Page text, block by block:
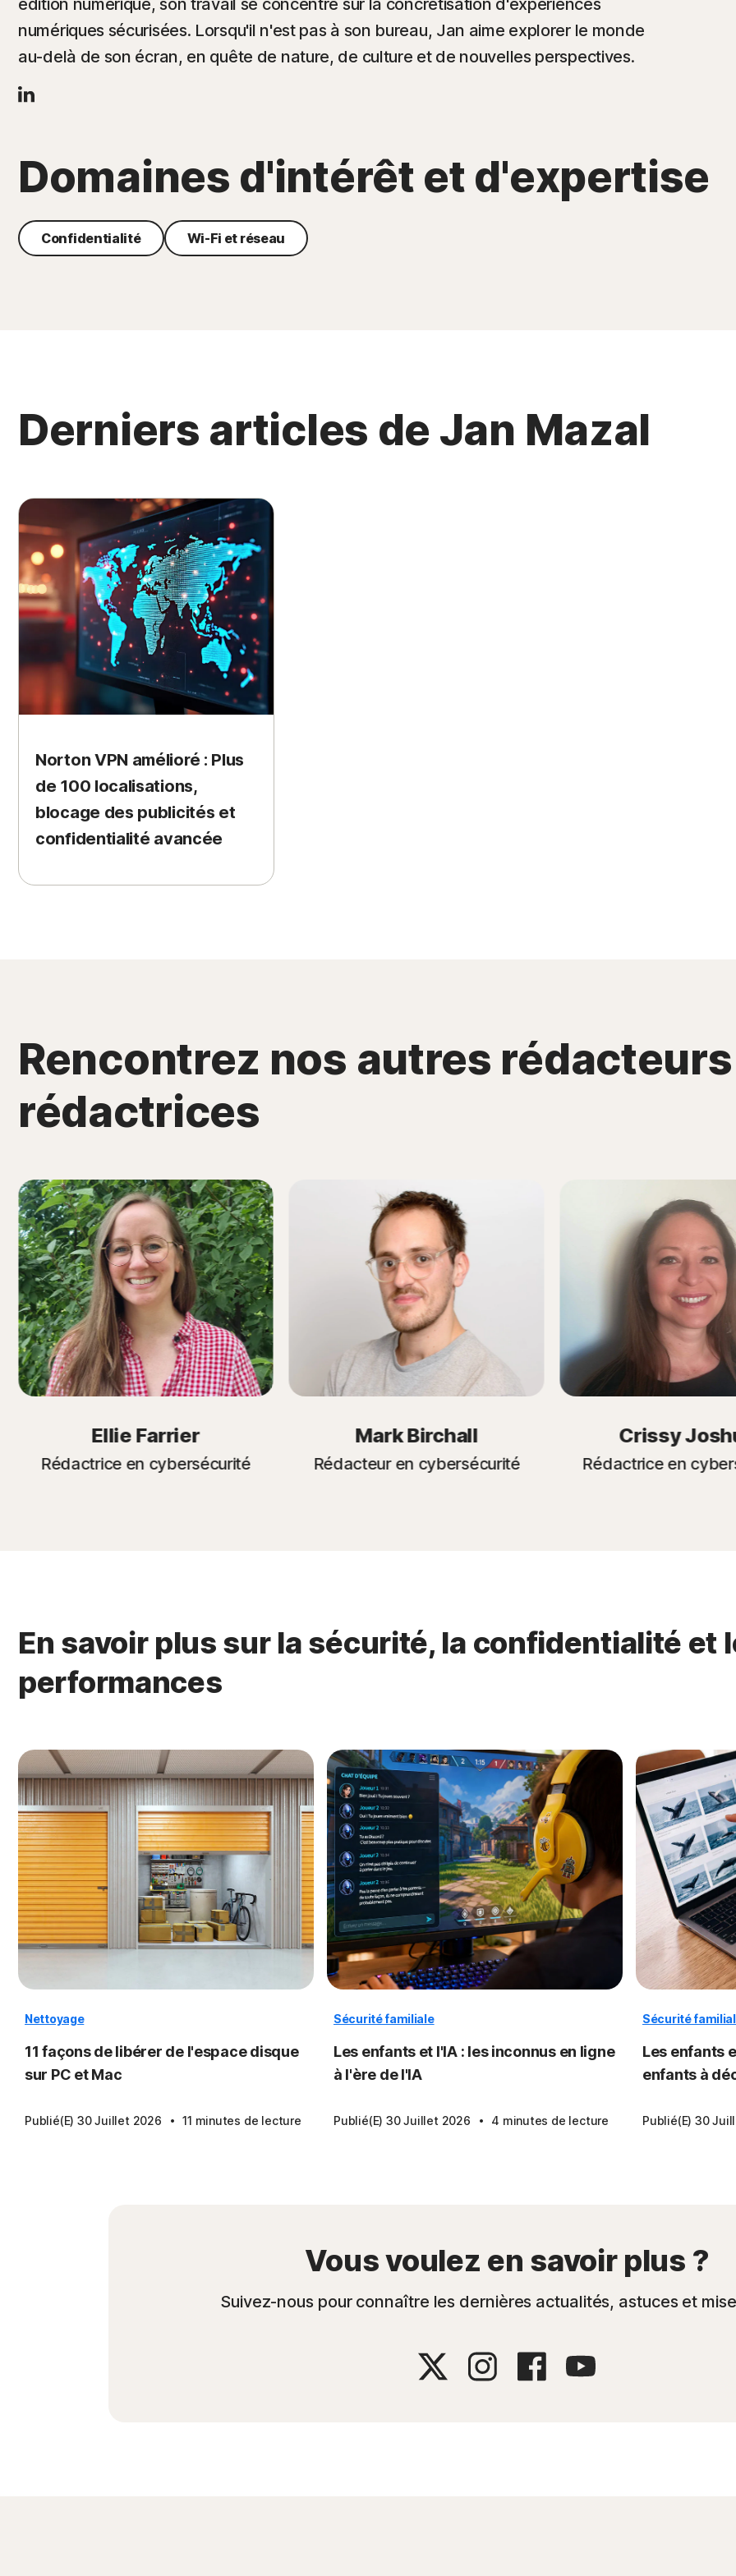
édition numérique, son travail se concentre sur la concrétisation d'expériences
numériques sécurisées. Lorsqu'il n'est pas à son bureau, Jan aime explorer le monde
au-delà de son écran, en quête de nature, de culture et de nouvelles perspectives.
Domaines d'intérêt et d'expertise
Confidentialité Wi-Fi et réseau
Derniers articles de Jan Mazal
Norton VPN amélioré : Plus
de 100 localisations,
blocage des publicités et
confidentialité avancée
Rencontrez nos autres
rédactrices
Ellie Farrier
Rédactrice en cybersécurité
Mark Birchall
Rédacteur en cybersécurité
Crissy
Rédactrice en
En savoir plus sur la sécurité, la confidentialité et
performances
Nettoyage
11 façons de libérer de l'espace disque
sur PC et Mac
Publié(e) 30 Juillet 2026 · 11 minutes de lecture
Sécurité familiale
Les enfants et l'IA : les inconnus en ligne
à l'ère de l'IA
Publié(e) 30 Juillet 2026 · 4 minutes de lecture
Sécurité
Les enfants
enfants à
Publié(e) 30
Vous voulez en savoir plus ?
Suivez-nous pour connaître les dernières actualités, astuces et